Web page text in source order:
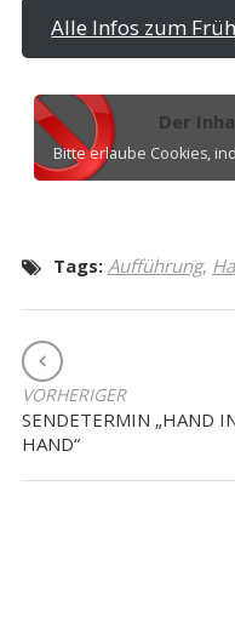
Alle Infos zum
Der
Bitte erlaube Cookies,
Tags: Aufführung,
VORHERIGER
SENDETERMIN „HAND
HAND“